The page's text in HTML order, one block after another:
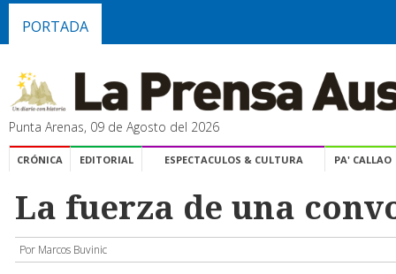
PORTADA
Punta Arenas, 09 de Agosto del 2026
CRÓNICA EDITORIAL ESPECTACULOS & CULTURA PA' CALLAO
La fuerza de una
Por Marcos Buvinic